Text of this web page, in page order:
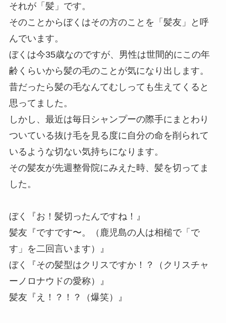
それが「髪」です。
そのことからぼくはその方のことを「髪友」と呼
んでいます。
ぼくは今35歳なのですが、男性は世間的にこの年
齢くらいから髪の毛のことが気になり出します。
昔だったら髪の毛なんてむしっても生えてくると
思ってました。
しかし、最近は毎日シャンプーの際手にまとわり
ついている抜け毛を見る度に自分の命を削られて
いるような切ない気持ちになります。
その髪友が先週整骨院にみえた時、髪を切ってま
した。
ぼく『お！髪切ったんですね！』
髪友『ですです〜。（鹿児島の人は相槌で「で
す」を二回言います）』
ぼく『その髪型はクリスですか！？（クリスチャ
ーノロナウドの愛称）』
髪友『え！？！？（爆笑）』